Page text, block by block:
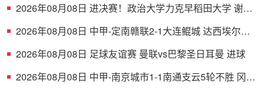
2026年08月08日 进决赛！政治大学力克早稻田大学 谢昀
2026年08月08日 中甲-定南赣联2-1大连鲲城 达西埃尔两
2026年08月08日 足球友谊赛 曼联vs巴黎圣日耳曼 进球
2026年08月08日 中甲-南京城市1-1南通支云5轮不胜 冈萨